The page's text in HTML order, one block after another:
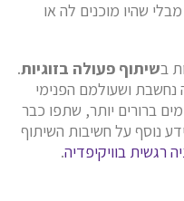
שהיו מוכנים לה או
בשיתוף פעולה בזוגיות.
נחשבת ושעולמם הפנימי
ברורים יותר, שתפו כבר
נוסף על חשיבות השיתוף
רגשית בוויקיפדיה.